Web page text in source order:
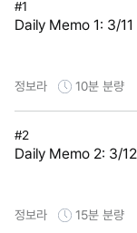
#1
Daily Memo 1: 3/11
정보라 10분 분량
#2
Daily Memo 2: 3/12
정보라 15분 분량